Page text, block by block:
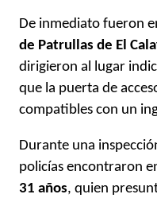
De inmediato fueron
de Patrullas de El
dirigieron al lugar
que la puerta de
compatibles con un
Durante una
policías encontraron
31 años, quien